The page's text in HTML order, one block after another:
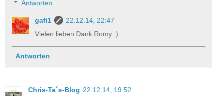
Antworten
gafi1
22.12.14, 22:47
Vielen lieben Dank Romy :)
Antworten
Chris-Ta´s-Blog 22.12.14, 19:52